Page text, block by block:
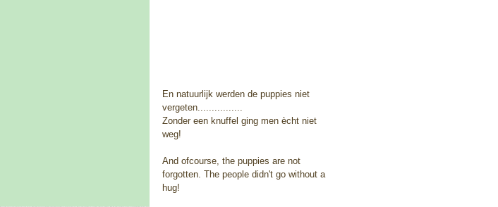
En natuurlijk werden de puppies niet
vergeten................
Zonder een knuffel ging men ècht niet
weg!
And ofcourse, the puppies are not
forgotten. The people didn't go without a
hug!